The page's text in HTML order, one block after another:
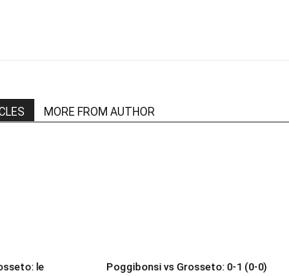
MORE FROM AUTHOR
le
Poggibonsi vs Grosseto: 0-1 (0-0)